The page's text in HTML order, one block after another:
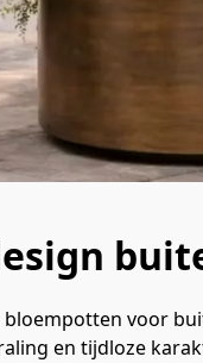
voor
en tijdloze